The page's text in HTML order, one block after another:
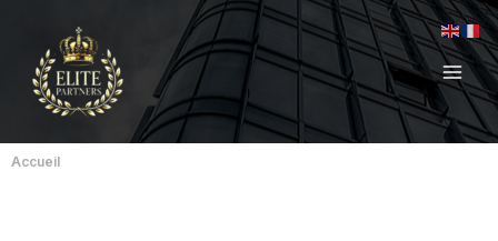
contenu
Main
Accueil